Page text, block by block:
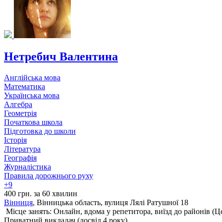
Нетребич Валентина
Англійська мова
Математика
Українська мова
Алгебра
Геометрія
Початкова школа
Підготовка до школи
Історія
Література
Географія
Журналістика
Правила дорожнього руху
+9
400 грн. за 60 хвилин
Вінниця, Вінницька область, вулиця Лялі Ратушної 18
Місце занять: Онлайн, вдома у репетитора, виїзд до районів (
Приватний викладач (досвід 4 року)